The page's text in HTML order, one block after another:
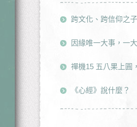
跨文化、跨信仰之子
因緣唯一大事，一
禪機15 五八果上圓
《心經》說什麼？